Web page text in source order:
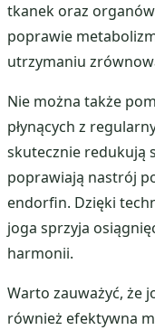
tkanek oraz
poprawie
utrzymaniu
Nie można także
płynących z
skutecznie redukują
poprawiają nastrój
endorfin. Dzięki
joga sprzyja
harmonii.
Warto zauważyć, że
również efektywna